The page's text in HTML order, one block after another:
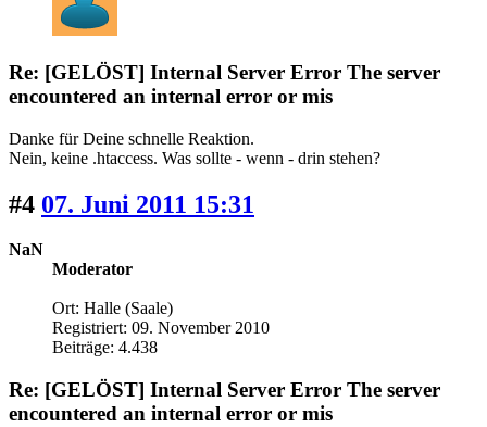
Re: [GELÖST] Internal Server Error The server
encountered an internal error or mis
Danke für Deine schnelle Reaktion.
Nein, keine .htaccess. Was sollte - wenn - drin stehen?
#4 07. Juni 2011 15:31
NaN
Moderator
Ort: Halle (Saale)
Registriert: 09. November 2010
Beiträge: 4.438
Re: [GELÖST] Internal Server Error The server
encountered an internal error or mis